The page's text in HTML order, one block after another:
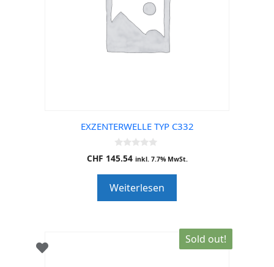
EXZENTERWELLE TYP C332
0
o
o
f
5
CHF 145.54 inkl. 7.7% MwSt.
Weiterlesen
Sold out!